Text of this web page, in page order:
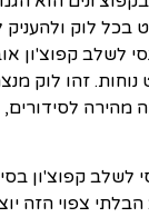
לוק ולהעניק
לשלב קפוצ'ון
נוחות. זהו לוק
מהירה
לשלב קפוצ'ון
צפוי הזה